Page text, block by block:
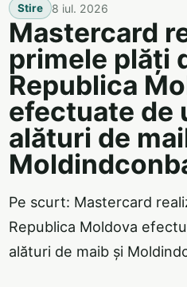
Stire 8 iul. 2026
Mastercard
primele plăți
Republica
efectuate de
alături de
Pe scurt: Mastercard
Republica Moldova
alături de maib și